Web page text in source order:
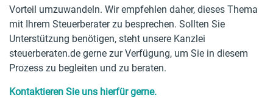
Vorteil umzuwandeln. Wir empfehlen daher, dieses Thema
mit Ihrem Steuerberater zu besprechen. Sollten Sie
Unterstützung benötigen, steht unsere Kanzlei
steuerberaten.de gerne zur Verfügung, um Sie in diesem
Prozess zu begleiten und zu beraten.
Kontaktieren Sie uns hierfür gerne.